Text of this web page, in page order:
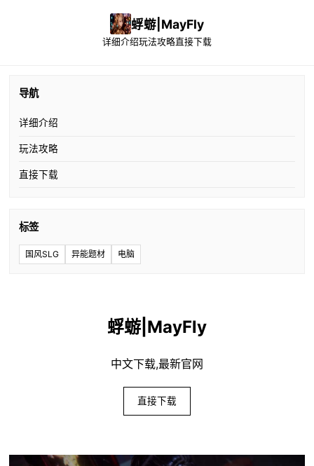
蜉蝣|MayFly
详细介绍玩法攻略直接下载
导航
详细介绍
玩法攻略
直接下载
标签
国风SLG 异能题材 电脑
蜉蝣|MayFly
中文下载,最新官网
直接下载